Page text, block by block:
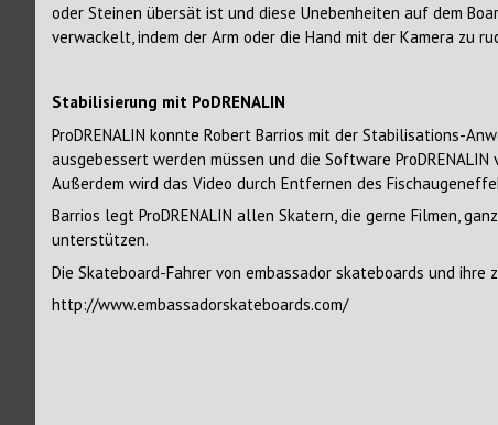
oder Steinen übersät ist und diese Unebenheiten auf dem
verwackelt, indem der Arm oder die Hand mit der Kamera zu
Stabilisierung mit PoDRENALIN
ProDRENALIN konnte Robert Barrios mit der Stabilisations-
ausgebessert werden müssen und die Software
Außerdem wird das Video durch Entfernen des
Barrios legt ProDRENALIN allen Skatern, die gerne Filmen,
unterstützen.
Die Skateboard-Fahrer von embassador skateboards und
http://www.embassadorskateboards.com/